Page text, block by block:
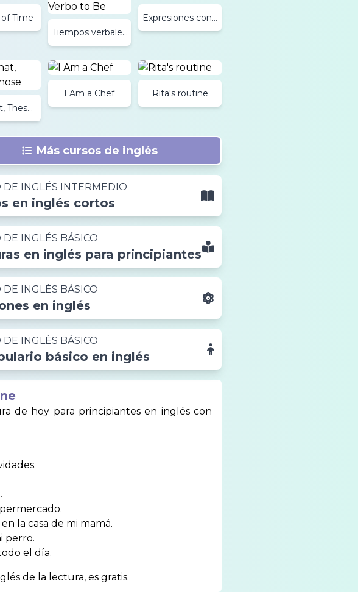
de hoy para principiantes en inglés con
la casa de mi mamá.
perro.
el día.
de la lectura, es gratis.
Time
Tiempos verbales
del Verbo to Be
Expresiones con I
can
These,
I Am a Chef Rita's routine
Más cursos de inglés
DE INGLÉS INTERMEDIO
en inglés cortos
DE INGLÉS BÁSICO
en inglés para principiantes
DE INGLÉS BÁSICO
en inglés
DE INGLÉS BÁSICO
básico en inglés